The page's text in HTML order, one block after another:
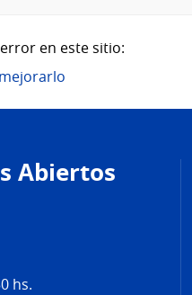
en este sitio:
Abiertos
hs.